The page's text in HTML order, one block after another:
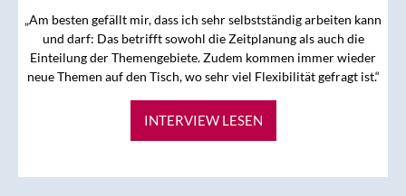
„Am besten gefällt mir, dass ich sehr selbstständig arbeiten kann
und darf: Das betrifft sowohl die Zeitplanung als auch die
Einteilung der Themengebiete. Zudem kommen immer wieder
neue Themen auf den Tisch, wo sehr viel Flexibilität gefragt ist.“
INTERVIEW LESEN